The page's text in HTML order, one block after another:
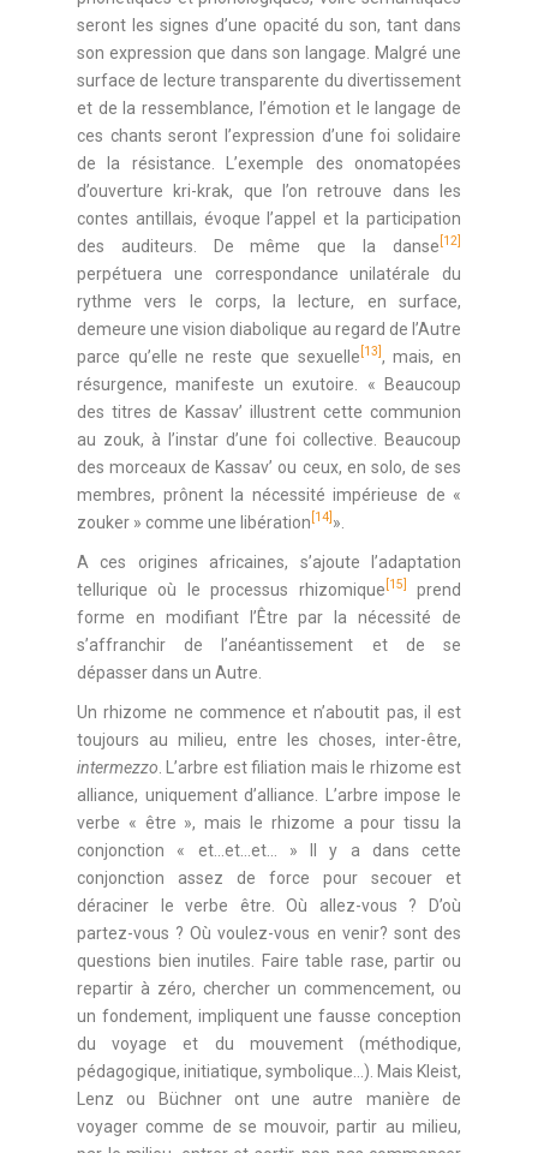
seront les signes d’une opacité du son, tant dans
son expression que dans son langage. Malgré une
surface de lecture transparente du divertissement
et de la ressemblance, l’émotion et le langage de
ces chants seront l’expression d’une foi solidaire
de la résistance. L’exemple des onomatopées
d’ouverture kri-krak, que l’on retrouve dans les
contes antillais, évoque l’appel et la participation
des auditeurs. De même que la danse [12]
perpétuera une correspondance unilatérale du
rythme vers le corps, la lecture, en surface,
demeure une vision diabolique au regard de l’Autre
parce qu’elle ne reste que sexuelle [13] , mais, en
résurgence, manifeste un exutoire. « Beaucoup
des titres de Kassav’ illustrent cette communion
au zouk, à l’instar d’une foi collective. Beaucoup
des morceaux de Kassav’ ou ceux, en solo, de ses
membres, prônent la nécessité impérieuse de «
zouker » comme une libération [14] ».
A ces origines africaines, s’ajoute l’adaptation
tellurique où le processus rhizomique [15]
prend
forme en modifiant l’Être par la nécessité de
s’affranchir de l’anéantissement et de se
dépasser dans un Autre.
Un rhizome ne commence et n’aboutit pas, il est
toujours au milieu, entre les choses, inter-être,
intermezzo . L’arbre est filiation mais le rhizome est
alliance, uniquement d’alliance. L’arbre impose le
verbe « être », mais le rhizome a pour tissu la
conjonction « et…et…et… » Il y a dans cette
conjonction assez de force pour secouer et
déraciner le verbe être. Où allez-vous ? D’où
partez-vous ? Où voulez-vous en venir? sont des
questions bien inutiles. Faire table rase, partir ou
repartir à zéro, chercher un commencement, ou
un fondement, impliquent une fausse conception
du voyage et du mouvement (méthodique,
pédagogique, initiatique, symbolique…). Mais Kleist,
Lenz ou Büchner ont une autre manière de
voyager comme de se mouvoir, partir au milieu,